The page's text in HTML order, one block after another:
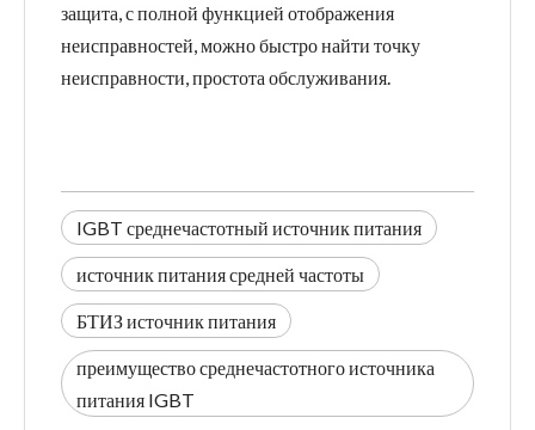
защита, с полной функцией отображения
неисправностей, можно быстро найти точку
неисправности, простота обслуживания.
IGBT среднечастотный источник питания
источник питания средней частоты
БТИЗ источник питания
преимущество среднечастотного источника
питания IGBT